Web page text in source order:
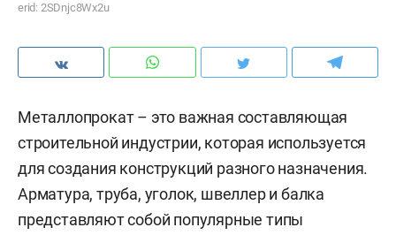
erid: 2SDnjc8Wx2u
Металлопрокат – это важная составляющая
строительной индустрии, которая используется
для создания конструкций разного назначения.
Арматура, труба, уголок, швеллер и балка
представляют собой популярные типы